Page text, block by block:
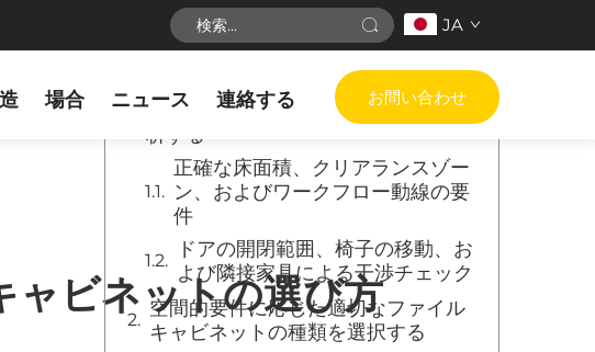
JA
場合 ニュース 連絡する お問い合わせ
ャビネットの選び方
目次
オフィス空間の制約条件を測定・分
析する
正確な床面積、クリアランスゾー
ン、およびワークフロー動線の要
件
ドアの開閉範囲、椅子の移動、お
よび隣接家具による干渉チェック
空間的要件に応じた適切なファイル
キャビネットの種類を選択する